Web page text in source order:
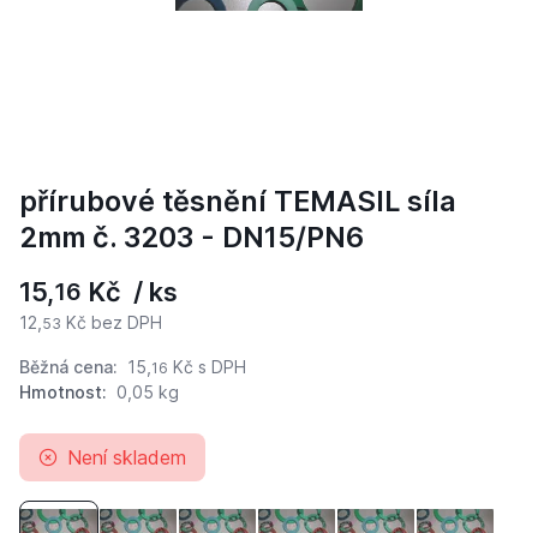
přírubové těsnění TEMASIL síla
2mm č. 3203 - DN15/PN6
15,16 Kč / ks
12, 53 Kč bez DPH
Běžná cena: 15, 16 Kč s DPH
Hmotnost: 0,05 kg
Není skladem